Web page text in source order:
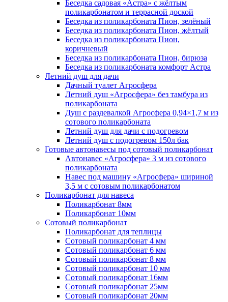
Беседка садовая «Астра» с жёлтым
поликарбонатом и террасной доской
Беседка из поликарбоната Пион, зелёный
Беседка из поликарбоната Пион, жёлтый
Беседка из поликарбоната Пион,
коричневый
Беседка из поликарбоната Пион, бирюза
Беседка из поликарбоната комфорт Астра
Летний душ для дачи
Дачный туалет Агросфера
Летний душ «Агросфера» без тамбура из
поликарбоната
Душ с раздевалкой Агросфера 0,94×1,7 м из
сотового поликарбоната
Летний душ для дачи с подогревом
Летний душ с подогревом 150л бак
Готовые автонавесы под сотовый поликарбонат
Автонавес «Агросфера» 3 м из сотового
поликарбоната
Навес под машину «Агросфера» шириной
3,5 м с сотовым поликарбонатом
Поликарбонат для навеса
Поликарбонат 8мм
Поликарбонат 10мм
Сотовый поликарбонат
Поликарбонат для теплицы
Сотовый поликарбонат 4 мм
Сотовый поликарбонат 6 мм
Сотовый поликарбонат 8 мм
Сотовый поликарбонат 10 мм
Сотовый поликарбонат 16мм
Сотовый поликарбонат 25мм
Сотовый поликарбонат 20мм